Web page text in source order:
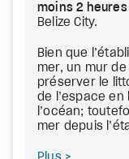
moins 2 heures
Belize City.
Bien que
mer, un mur
préserver le
de l’espace
l’océan;
mer depuis